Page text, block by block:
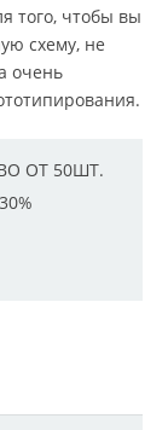
того, чтобы вы
схему, не
очень
ОТ 50ШТ.